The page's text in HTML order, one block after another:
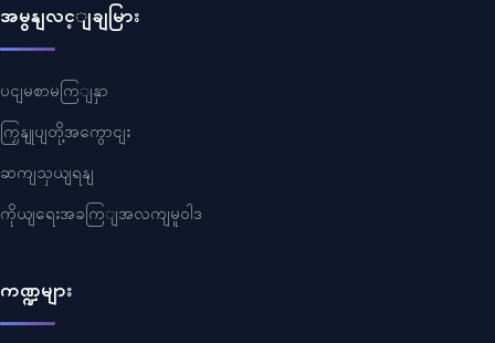
အမွနျလင့ျချမြား
ပငျမစာမကြျနှာ
ကြှနျုပျတို့အကွောငျး
ဆကျသှယျရနျ
ကိုယျရေးအခကြျအလကျမူဝါဒ
ကဏ္ဍများ